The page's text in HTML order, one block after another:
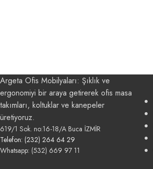
Argeta Ofis Mobilyaları: Şıklık ve
ergonomiyi bir araya getirerek ofis masa
takımları, koltuklar ve kanepeler
üretiyoruz.
619/1 Sok. no:16-18/A Buca İZMİR
Telefon: (232) 264 64 29
Whatsapp: (532) 669 97 11